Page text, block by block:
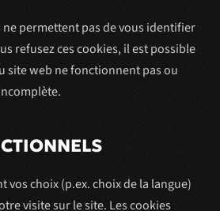
permettent pas de vous identifier
refusez ces cookies, il est possible
site web ne fonctionnent pas ou
vos choix (p.ex. choix de la langue)
visite sur le site. Les cookies